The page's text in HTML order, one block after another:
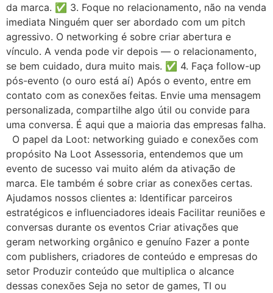
da marca. ✅ 3. Foque no relacionamento, não na venda
imediata Ninguém quer ser abordado com um pitch
agressivo. O networking é sobre criar abertura e
vínculo. A venda pode vir depois — o relacionamento,
se bem cuidado, dura muito mais. ✅ 4. Faça follow-up
pós-evento (o ouro está aí) Após o evento, entre em
contato com as conexões feitas. Envie uma mensagem
personalizada, compartilhe algo útil ou convide para
uma conversa. É aqui que a maioria das empresas falha.
O papel da Loot: networking guiado e conexões com
propósito Na Loot Assessoria, entendemos que um
evento de sucesso vai muito além da ativação de
marca. Ele também é sobre criar as conexões certas.
Ajudamos nossos clientes a: Identificar parceiros
estratégicos e influenciadores ideais Facilitar reuniões e
conversas durante os eventos Criar ativações que
geram networking orgânico e genuíno Fazer a ponte
com publishers, criadores de conteúdo e empresas do
setor Produzir conteúdo que multiplica o alcance
dessas conexões Seja no setor de games, TI ou